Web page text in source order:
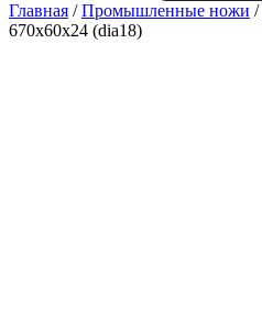
Главная /Промышленные ножи /
670x60x24 (dia18)